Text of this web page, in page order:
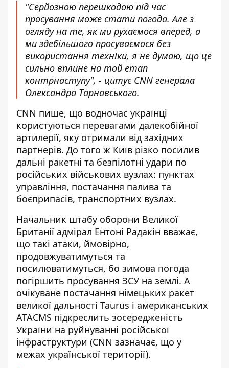
"Серйозною перешкодою під час
просування може стати погода. Але з
огляду на те, як ми рухаємося вперед, а
ми здебільшого просуваємося без
використання техніки, я не думаю, що це
сильно вплине на той етап
контрнаступу", - цитує CNN генерала
Олександра Тарнавського.
CNN пише, що водночас українці
користуються перевагами далекобійної
артилерії, яку отримали від західних
партнерів. До того ж Київ різко посилив
дальні ракетні та безпілотні удари по
російських військових вузлах: пунктах
управління, постачання палива та
боєприпасів, транспортних вузлах.
Начальник штабу оборони Великої
Британії адмірал Ентоні Радакін вважає,
що такі атаки, ймовірно,
продовжуватимуться та
посилюватимуться, бо зимова погода
погіршить просування ЗСУ на землі. А
очікуване постачання німецьких ракет
великої дальності Taurus і американських
ATACMS підкреслить зосередженість
України на руйнуванні російської
інфраструктури (CNN зазначає, що у
межах української території).